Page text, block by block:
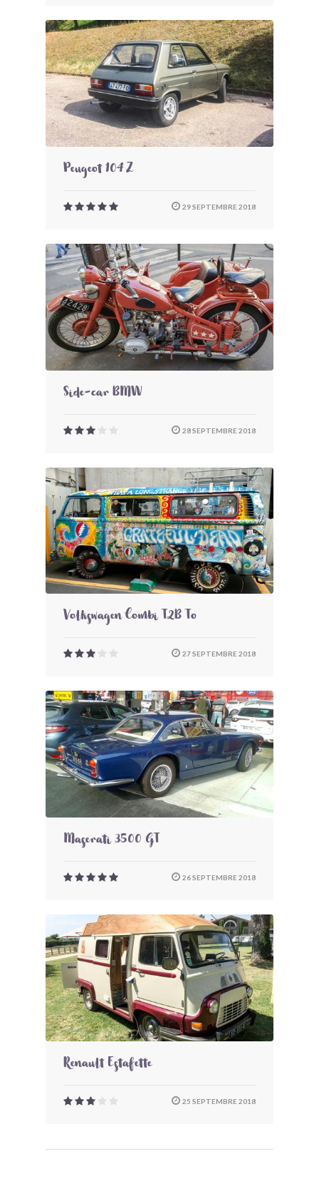
Peugeot 104 Z
29 SEPTEMBRE 2018
Side-car BMW
28 SEPTEMBRE 2018
Volkswagen Combi T2B To
27 SEPTEMBRE 2018
Maserati 3500 GT
26 SEPTEMBRE 2018
Renault Estafette
25 SEPTEMBRE 2018